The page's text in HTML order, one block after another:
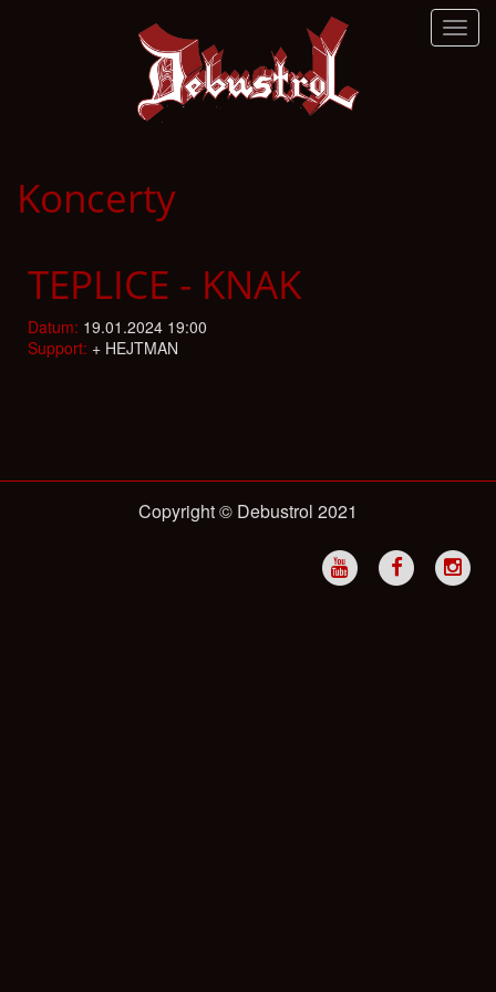
Koncerty
TEPLICE - KNAK
Datum: 19.01.2024 19:00
Support: + HEJTMAN
Copyright © Debustrol 2021